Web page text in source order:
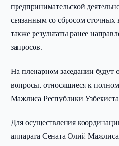
предпринимательской
связанным со сбросом сточных
также результаты ранее
запросов.
На пленарном заседании будут
вопросы, относящиеся к
Мажлиса Республики
Для осуществления
аппарата Сената Олий